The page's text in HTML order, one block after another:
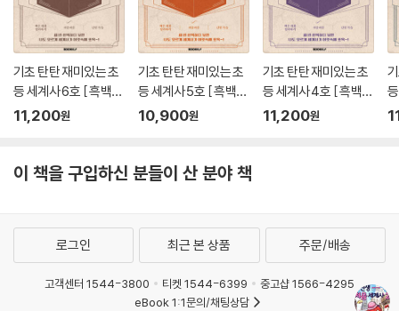
기초 탄탄 재미있는 초
등 세계사 6호 [ 흑백판
]
11,200원
기초 탄탄 재미있는 초
등 세계사 5호 [ 흑백판
]
10,900원
기초 탄탄 재미있는 초
등 세계사 4호 [ 흑백판
]
11,200원
]
이 책을 구입하신 분들이 산 분야 책
로그인 최근 본 상품 주문/배송
고객센터 1544-3800 티켓 1544-6399
중고샵 1566-4295
eBook 1:1문의/채팅상담